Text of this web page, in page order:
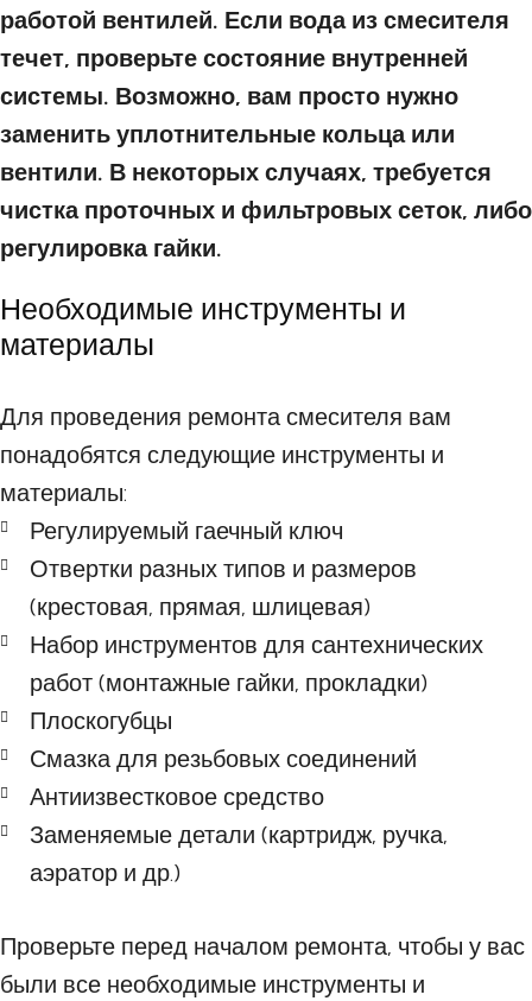
работой вентилей. Если вода из смесителя
течет, проверьте состояние внутренней
системы. Возможно, вам просто нужно
заменить уплотнительные кольца или
вентили. В некоторых случаях, требуется
чистка проточных и фильтровых сеток, либо
регулировка гайки.
Необходимые инструменты и
материалы
Для проведения ремонта смесителя вам
понадобятся следующие инструменты и
материалы:
Регулируемый гаечный ключ
Отвертки разных типов и размеров
(крестовая, прямая, шлицевая)
Набор инструментов для сантехнических
работ (монтажные гайки, прокладки)
Плоскогубцы
Смазка для резьбовых соединений
Антиизвестковое средство
Заменяемые детали (картридж, ручка,
аэратор и др.)
Проверьте перед началом ремонта, чтобы у вас
были все необходимые инструменты и